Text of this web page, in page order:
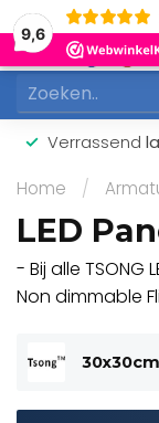
9,6
MENU
Verrassend
Home /
LED
- Bij alle
Non dimmable
30x30cm